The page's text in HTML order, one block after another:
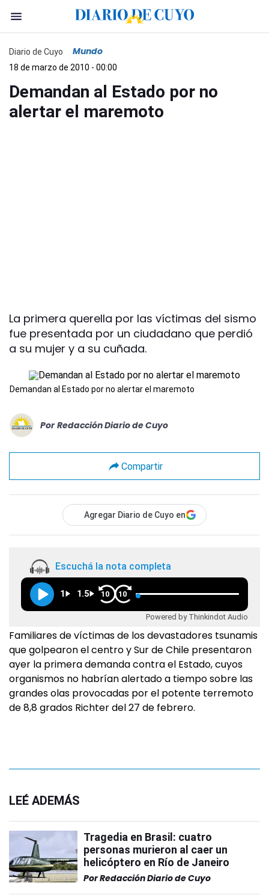
Diario de Cuyo Mundo
18 de marzo de 2010 - 00:00
Demandan al Estado por no
alertar el maremoto
La primera querella por las víctimas del sismo
fue presentada por un ciudadano que perdió
a su mujer y a su cuñada.
Demandan al Estado por no alertar el maremoto
Por Redacción Diario de Cuyo
Compartir
Agregar Diario de Cuyo en
Escuchá la nota completa
1 1.5 10 10
Powered by Thinkindot Audio
Familiares de víctimas de los devastadores tsunamis
que golpearon el centro y Sur de Chile presentaron
ayer la primera demanda contra el Estado, cuyos
organismos no habrían alertado a tiempo sobre las
grandes olas provocadas por el potente terremoto
de 8,8 grados Richter del 27 de febrero.
LEÉ ADEMÁS
Tragedia en Brasil: cuatro
personas murieron al caer un
helicóptero en Río de Janeiro
PorRedacción Diario de Cuyo